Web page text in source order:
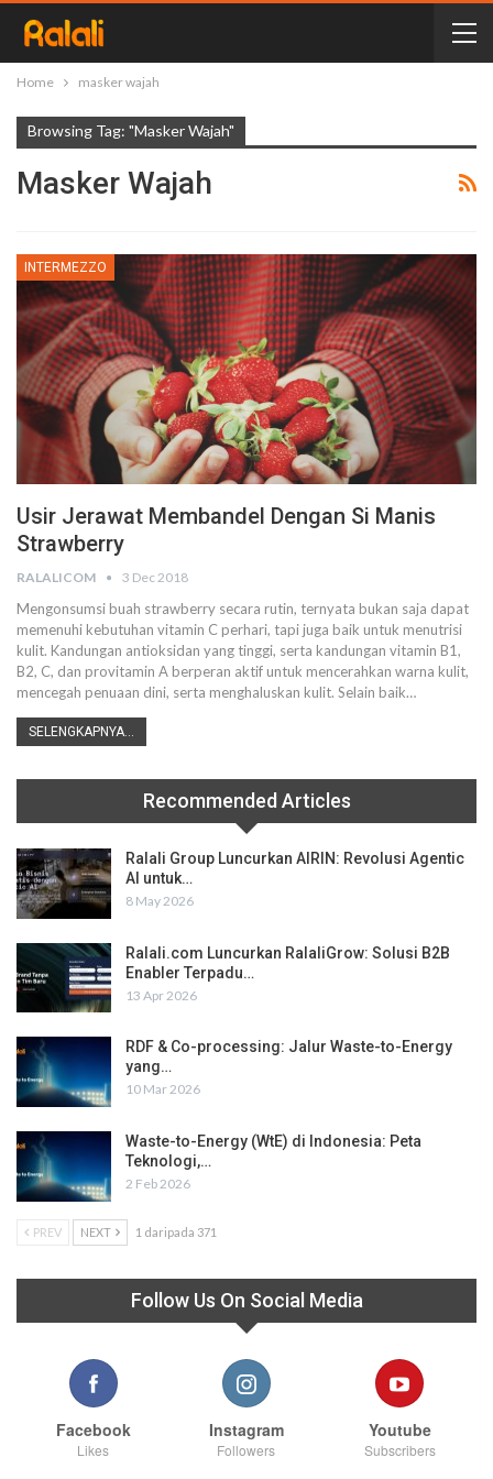
Home masker wajah
Browsing Tag: "masker Wajah"
Masker Wajah
INTERMEZZO
Usir Jerawat Membandel Dengan Si Manis
Strawberry
RALALICOM 3 Dec 2018
Mengonsumsi buah strawberry secara rutin, ternyata bukan saja dapat
memenuhi kebutuhan vitamin C perhari, tapi juga baik untuk menutrisi
kulit. Kandungan antioksidan yang tinggi, serta kandungan vitamin B1,
B2, C, dan provitamin A berperan aktif untuk mencerahkan warna kulit,
mencegah penuaan dini, serta menghaluskan kulit. Selain baik…
SELENGKAPNYA...
Recommended Articles
Ralali Group Luncurkan AIRIN: Revolusi Agentic
AI untuk…
8 May 2026
Ralali.com Luncurkan RalaliGrow: Solusi B2B
Enabler Terpadu…
13 Apr 2026
RDF & Co-processing: Jalur Waste-to-Energy
yang…
10 Mar 2026
Waste-to-Energy (WtE) di Indonesia: Peta
Teknologi,…
2 Feb 2026
PREV NEXT 1 daripada 371
Follow Us On Social Media
Facebook
Likes
Instagram
Followers
Youtube
Subscribers